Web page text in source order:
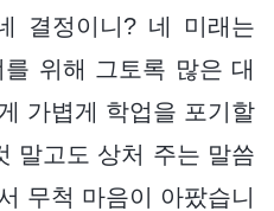
결정이니? 네 미래는
위해 그토록 많은 대
가볍게 학업을 포기할
말고도 상처 주는 말씀
무척 마음이 아팠습니